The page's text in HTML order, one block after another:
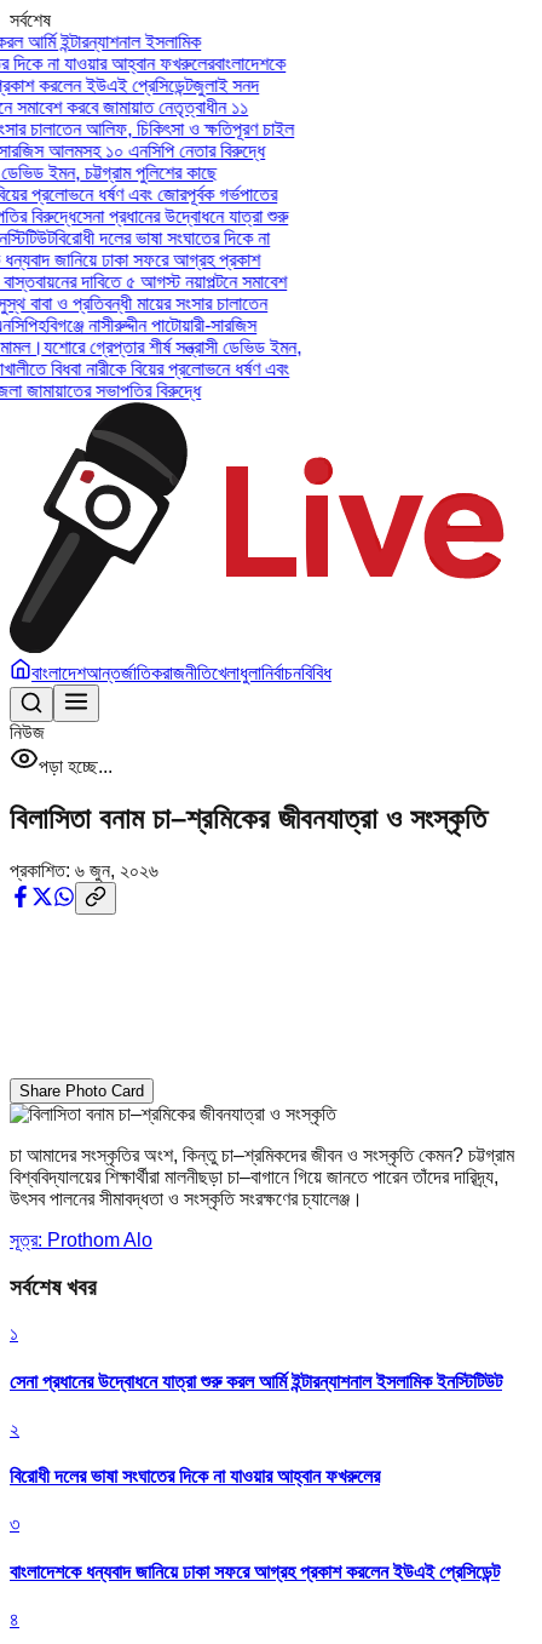
সর্বশেষ
ইন্টারন্যাশনাল ইসলামিক
দিকে না যাওয়ার আহ্বান ফখরুলেরবাংলাদেশকে
করলেন ইউএই প্রেসিডেন্টজুলাই সনদ
করবে জামায়াত নেতৃত্বাধীন ১১
চালাতেন আলিফ, চিকিৎসা ও ক্ষতিপূরণ চাইল
আলমসহ ১০ এনসিপি নেতার বিরুদ্ধে
ইমন, চট্টগ্রাম পুলিশের কাছে
প্রলোভনে ধর্ষণ এবং জোরপূর্বক গর্ভপাতের
বিরুদ্ধেসেনা প্রধানের উদ্বোধনে যাত্রা শুরু
বিরোধী দলের ভাষা সংঘাতের দিকে না
জানিয়ে ঢাকা সফরে আগ্রহ প্রকাশ
দাবিতে ৫ আগস্ট নয়াপল্টনে সমাবেশ
বাবা ও প্রতিবন্ধী মায়ের সংসার চালাতেন
হবিগঞ্জে নাসীরুদ্দীন পাটোয়ারী-সারজিস
যশোরে গ্রেপ্তার শীর্ষ সন্ত্রাসী ডেভিড ইমন,
বিধবা নারীকে বিয়ের প্রলোভনে ধর্ষণ এবং
সভাপতির বিরুদ্ধে
বাংলাদেশআন্তর্জাতিকরাজনীতিখেলাধুলানির্বাচনবিবিধ
নিউজ
পড়া হচ্ছে...
বিলাসিতা বনাম চা–শ্রমিকের জীবনযাত্রা ও সংস্কৃতি
প্রকাশিত: ৬ জুন, ২০২৬
Share Photo Card
চা আমাদের সংস্কৃতির অংশ, কিন্তু চা–শ্রমিকদের জীবন ও সংস্কৃতি কেমন? চট্টগ্রাম
বিশ্ববিদ্যালয়ের শিক্ষার্থীরা মালনীছড়া চা–বাগানে গিয়ে জানতে পারেন তাঁদের দারিদ্র্য,
উৎসব পালনের সীমাবদ্ধতা ও সংস্কৃতি সংরক্ষণের চ্যালেঞ্জ।
সূত্র: Prothom Alo
সর্বশেষ খবর
১
সেনা প্রধানের উদ্বোধনে যাত্রা শুরু করল আর্মি ইন্টারন্যাশনাল ইসলামিক ইনস্টিটিউট
২
বিরোধী দলের ভাষা সংঘাতের দিকে না যাওয়ার আহ্বান ফখরুলের
৩
বাংলাদেশকে ধন্যবাদ জানিয়ে ঢাকা সফরে আগ্রহ প্রকাশ করলেন ইউএই প্রেসিডেন্ট
৪